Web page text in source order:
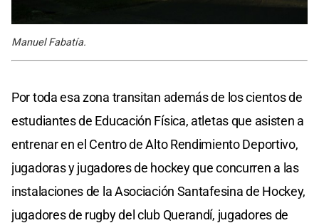
Manuel Fabatía.
Por toda esa zona transitan además de los cientos de
estudiantes de Educación Física, atletas que asisten a
entrenar en el Centro de Alto Rendimiento Deportivo,
jugadoras y jugadores de hockey que concurren a las
instalaciones de la Asociación Santafesina de Hockey,
jugadores de rugby del club Querandí, jugadores de